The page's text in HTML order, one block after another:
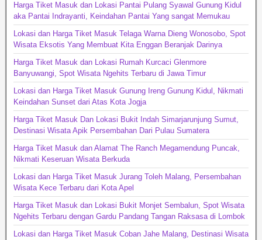
Harga Tiket Masuk dan Lokasi Pantai Pulang Syawal Gunung Kidul
aka Pantai Indrayanti, Keindahan Pantai Yang sangat Memukau
Lokasi dan Harga Tiket Masuk Telaga Warna Dieng Wonosobo, Spot
Wisata Eksotis Yang Membuat Kita Enggan Beranjak Darinya
Harga Tiket Masuk dan Lokasi Rumah Kurcaci Glenmore
Banyuwangi, Spot Wisata Ngehits Terbaru di Jawa Timur
Lokasi dan Harga Tiket Masuk Gunung Ireng Gunung Kidul, Nikmati
Keindahan Sunset dari Atas Kota Jogja
Harga Tiket Masuk Dan Lokasi Bukit Indah Simarjarunjung Sumut,
Destinasi Wisata Apik Persembahan Dari Pulau Sumatera
Harga Tiket Masuk dan Alamat The Ranch Megamendung Puncak,
Nikmati Keseruan Wisata Berkuda
Lokasi dan Harga Tiket Masuk Jurang Toleh Malang, Persembahan
Wisata Kece Terbaru dari Kota Apel
Harga Tiket Masuk dan Lokasi Bukit Monjet Sembalun, Spot Wisata
Ngehits Terbaru dengan Gardu Pandang Tangan Raksasa di Lombok
Lokasi dan Harga Tiket Masuk Coban Jahe Malang, Destinasi Wisata